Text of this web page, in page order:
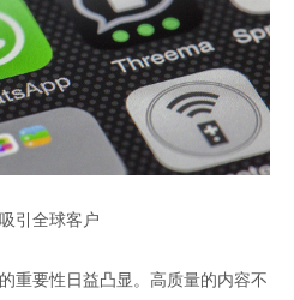
引全球客户
重要性日益凸显。高质量的内容不